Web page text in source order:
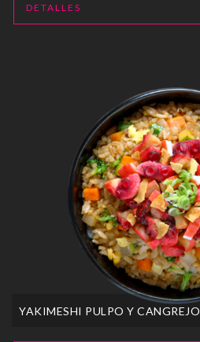
DETALLES
YAKIMESHI PULPO Y CANGREJO